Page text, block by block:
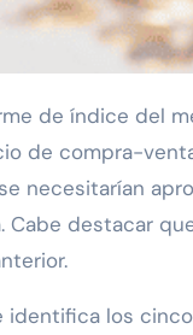
de compra-
necesitarían
destacar
identifica los